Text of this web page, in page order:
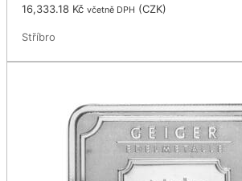
16,333.18 Kč včetně DPH (CZK)
Stříbro